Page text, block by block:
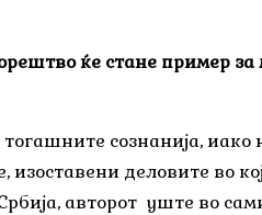
ќе стане пример
сознанија,
деловите во
авторот уште во